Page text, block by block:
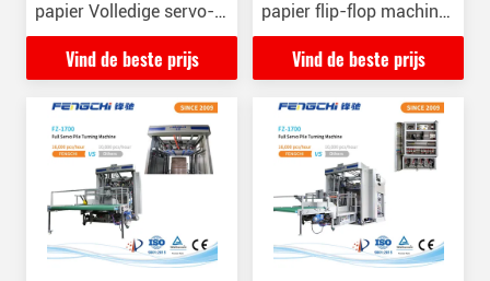
papier Volledige servo-
machine voor het
draaien van stapels
Vind de beste prijs
papier flip-flop machine
voor gegolfde lamineren
Vind de beste prijs